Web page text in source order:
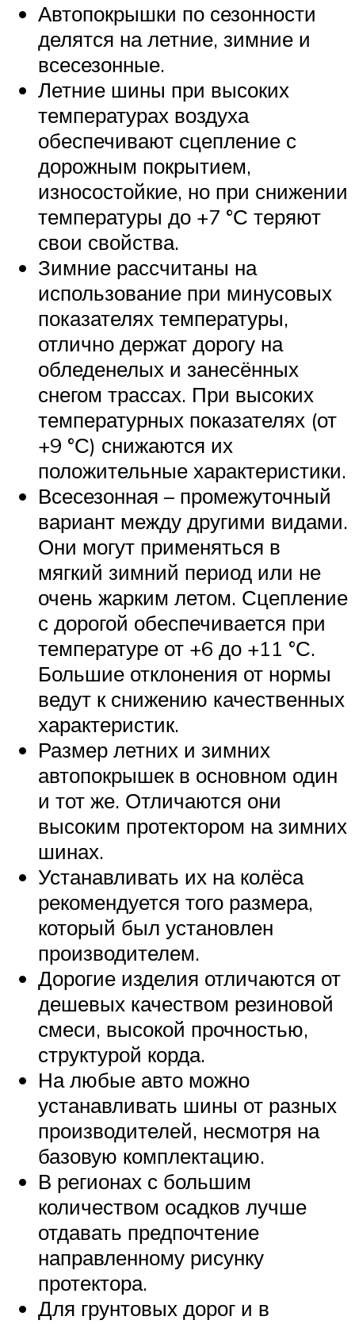
Автопокрышки по сезонности
делятся на летние, зимние и
всесезонные.
Летние шины при высоких
температурах воздуха
обеспечивают сцепление с
дорожным покрытием,
износостойкие, но при снижении
температуры до +7 °С теряют
свои свойства.
Зимние рассчитаны на
использование при минусовых
показателях температуры,
отлично держат дорогу на
обледенелых и занесённых
снегом трассах. При высоких
температурных показателях (от
+9 °С) снижаются их
положительные характеристики.
Всесезонная – промежуточный
вариант между другими видами.
Они могут применяться в
мягкий зимний период или не
очень жарким летом. Сцепление
с дорогой обеспечивается при
температуре от +6 до +11 °С.
Большие отклонения от нормы
ведут к снижению качественных
характеристик.
Размер летних и зимних
автопокрышек в основном один
и тот же. Отличаются они
высоким протектором на зимних
шинах.
Устанавливать их на колёса
рекомендуется того размера,
который был установлен
производителем.
Дорогие изделия отличаются от
дешевых качеством резиновой
смеси, высокой прочностью,
структурой корда.
На любые авто можно
устанавливать шины от разных
производителей, несмотря на
базовую комплектацию.
В регионах с большим
количеством осадков лучше
отдавать предпочтение
направленному рисунку
протектора.
Для грунтовых дорог и в